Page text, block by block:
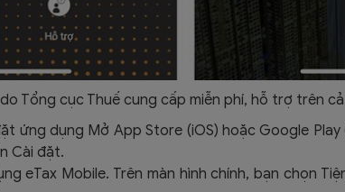
Tổng cục Thuế cung cấp miễn phí, hỗ trợ trên
ứng dụng Mở App Store (iOS) hoặc Google
Cài đặt.
eTax Mobile. Trên màn hình chính, bạn chọn